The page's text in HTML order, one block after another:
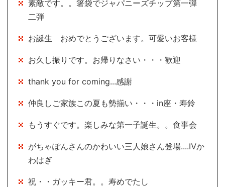
素敵です。。箸袋でジャパニーズチップ第一弾
二弾
お誕生 おめでとうございます。可愛いお客様
お久し振りです。お帰りなさい・・・歓迎
thank you for coming...感謝
仲良しご家族この夏も勢揃い・・・in座・寿鈴
もうすぐです。楽しみな第一子誕生。。食事会
がちゃぽんさんのかわいい三人娘さん登場....Ⅳか
わはぎ
祝・・ガッキー君。。寿めでたし